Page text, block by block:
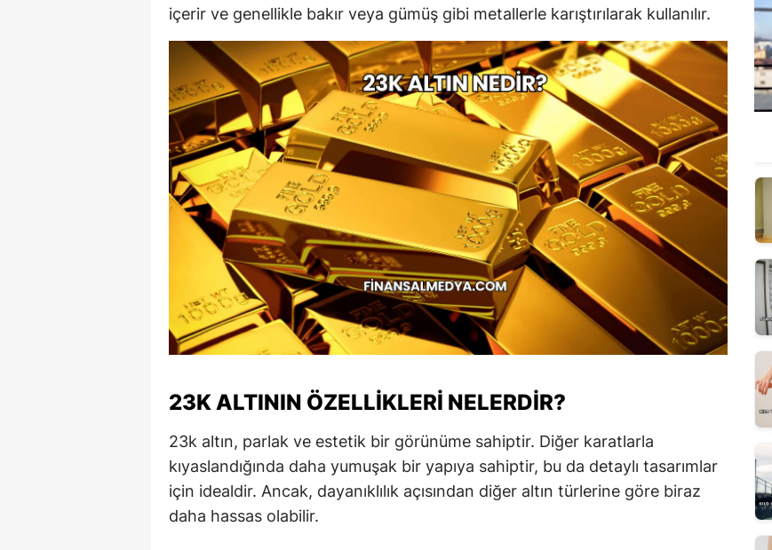
içerir ve genellikle bakır veya gümüş gibi metallerle karıştırılarak kullanılır.
23K ALTININ ÖZELLIKLERI NELERDIR?
23k altın, parlak ve estetik bir görünüme sahiptir. Diğer karatlarla
kıyaslandığında daha yumuşak bir yapıya sahiptir, bu da detaylı tasarımlar
için idealdir. Ancak, dayanıklılık açısından diğer altın türlerine göre biraz
daha hassas olabilir.